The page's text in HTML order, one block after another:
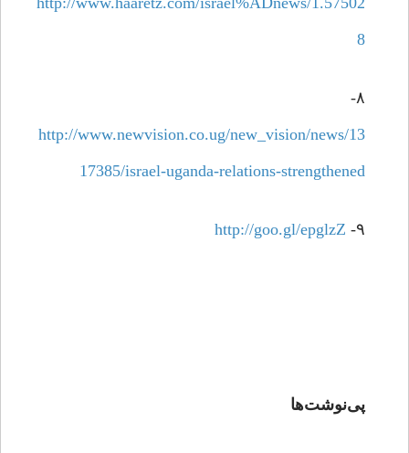
8
۸-
http://www.newvision.co.ug/new_vision/news/13
17385/israel-uganda-relations-strengthened
۹- http://goo.gl/epglzZ
پی‌نوشت‌ها